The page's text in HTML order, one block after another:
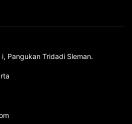
Pangukan Tridadi Sleman.